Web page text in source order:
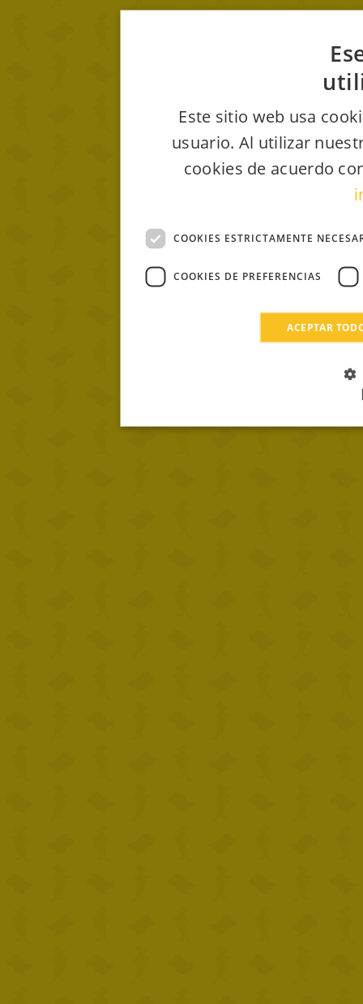
Este sitio web usa
usuario. Al utilizar
cookies de acuerdo
COOKIES ESTRICTAMENTE
COOKIES DE PREFERENCIAS
ACEPTAR